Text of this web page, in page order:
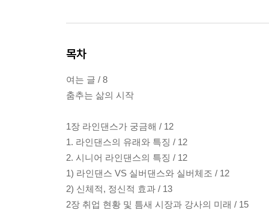
목차
여는 글 / 8
춤추는 삶의 시작
1장 라인댄스가 궁금해 / 12
1. 라인댄스의 유래와 특징 / 12
2. 시니어 라인댄스의 특징 / 12
1) 라인댄스 VS 실버댄스와 실버체조 / 12
2) 신체적, 정신적 효과 / 13
2장 취업 현황 및 틈새 시장과 강사의 미래 / 15